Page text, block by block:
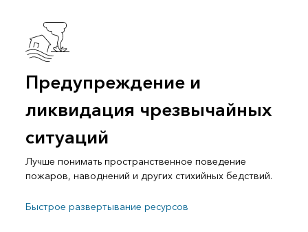
Предупреждение и
ликвидация чрезвычайных
ситуаций
Лучше понимать пространственное поведение
пожаров, наводнений и других стихийных бедствий.
Быстрое развертывание ресурсов